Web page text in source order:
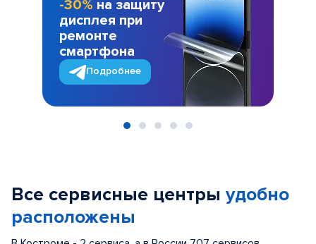
-30% на защиту
дисплея при
ремонте
смартфона
Подробнее
Все сервисные центры удобно
расположены